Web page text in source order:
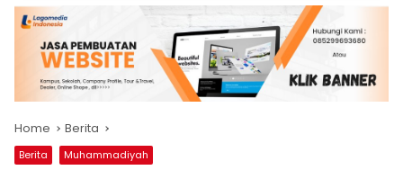
Home Berita
Berita Muhammadiyah